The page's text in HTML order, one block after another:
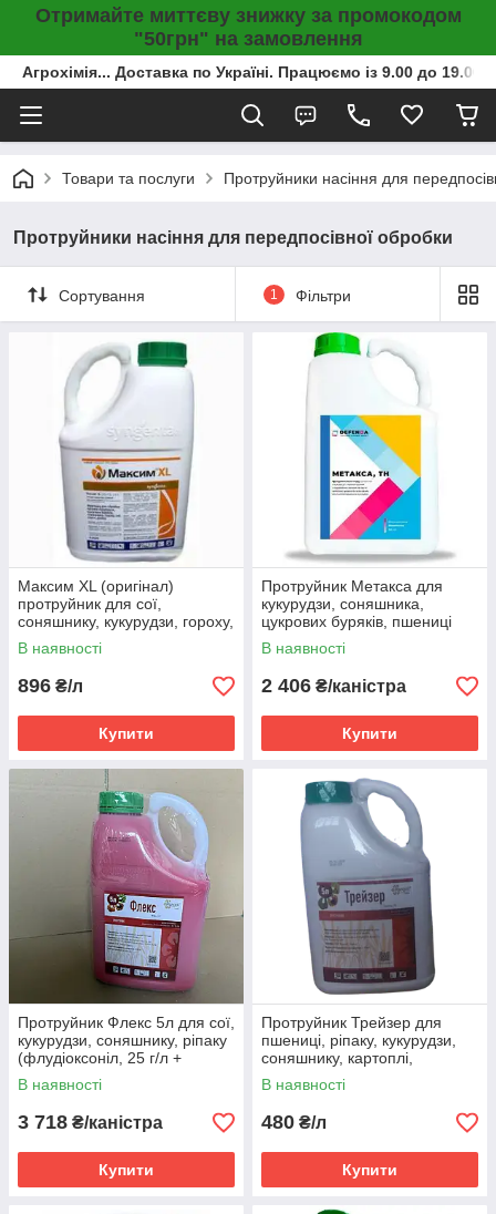
Отримайте миттєву знижку за промокодом
"50грн" на замовлення
Агрохімія... Доставка по Україні. Працюємо із 9.00 до
Товари та послуги Протруйники насіння для
Протруйники насіння для передпосівної обробки
Сортування 1 Фільтри
Максим ХL (оригінал)
протруйник для сої,
соняшнику, кукурудзи, гороху,
парсу, цукрових буряків
В наявності
896 ₴/л
Купити
Протруйник Метакса для
кукурудзи, соняшника,
цукрових буряків, пшениці
озимої, сої (тіаметоксам, 350
г/л)
В наявності
2 406 ₴/каністра
Купити
Протруйник Флекс 5л для сої,
кукурудзи, соняшнику, ріпаку
(флудіоксоніл, 25 г/л +
металаксил – М, 10 г/л)
В наявності
3 718 ₴/каністра
Купити
Протруйник Трейзер для
пшениці, ріпаку, кукурудзи,
соняшнику, картоплі,
цукрових буряків
(Тіаметоксам)
В наявності
480 ₴/л
Купити